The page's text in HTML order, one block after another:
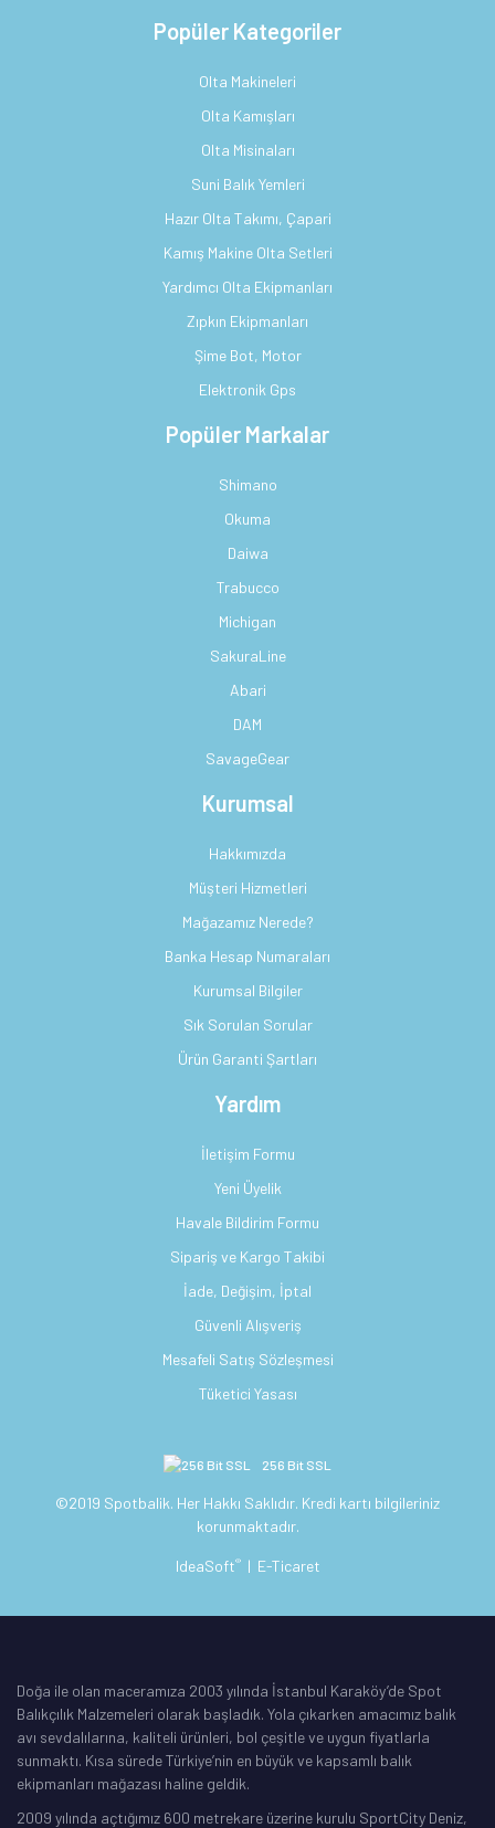
Popüler Kategoriler
Olta Makineleri
Olta Kamışları
Olta Misinaları
Suni Balık Yemleri
Hazır Olta Takımı, Çapari
Kamış Makine Olta Setleri
Yardımcı Olta Ekipmanları
Zıpkın Ekipmanları
Şime Bot, Motor
Elektronik Gps
Popüler Markalar
Shimano
Okuma
Daiwa
Trabucco
Michigan
SakuraLine
Abari
DAM
SavageGear
Kurumsal
Hakkımızda
Müşteri Hizmetleri
Mağazamız Nerede?
Banka Hesap Numaraları
Kurumsal Bilgiler
Sık Sorulan Sorular
Ürün Garanti Şartları
Yardım
İletişim Formu
Yeni Üyelik
Havale Bildirim Formu
Sipariş ve Kargo Takibi
İade, Değişim, İptal
Güvenli Alışveriş
Mesafeli Satış Sözleşmesi
Tüketici Yasası
256 Bit SSL
©2019 Spotbalik. Her Hakkı Saklıdır. Kredi kartı bilgileriniz
korunmaktadır.
IdeaSoft® | E-Ticaret
Doğa ile olan maceramıza 2003 yılında İstanbul Karaköy’de Spot
Balıkçılık Malzemeleri olarak başladık. Yola çıkarken amacımız balık
avı sevdalılarına, kaliteli ürünleri, bol çeşitle ve uygun fiyatlarla
sunmaktı. Kısa sürede Türkiye’nin en büyük ve kapsamlı balık
ekipmanları mağazası haline geldik.
2009 yılında açtığımız 600 metrekare üzerine kurulu SportCity Deniz,